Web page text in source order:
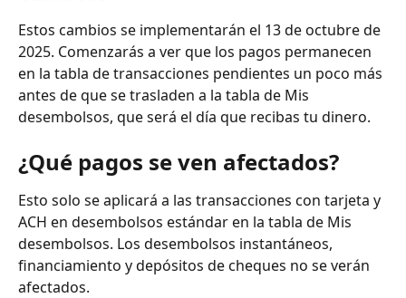
Estos cambios se implementarán el 13 de octubre de
2025. Comenzarás a ver que los pagos permanecen
en la tabla de transacciones pendientes un poco más
antes de que se trasladen a la tabla de Mis
desembolsos, que será el día que recibas tu dinero.
¿Qué pagos se ven afectados?
Esto solo se aplicará a las transacciones con tarjeta y
ACH en desembolsos estándar en la tabla de Mis
desembolsos. Los desembolsos instantáneos,
financiamiento y depósitos de cheques no se verán
afectados.